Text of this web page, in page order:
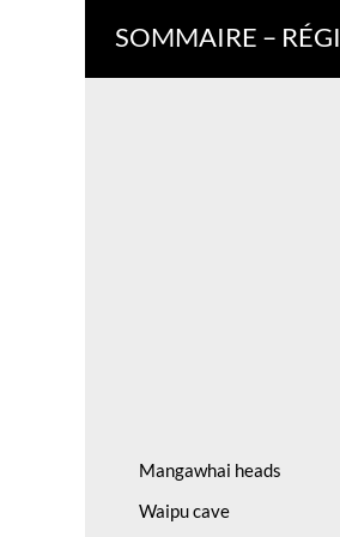
SOMMAIRE –
Mangawhai heads
Waipu cave